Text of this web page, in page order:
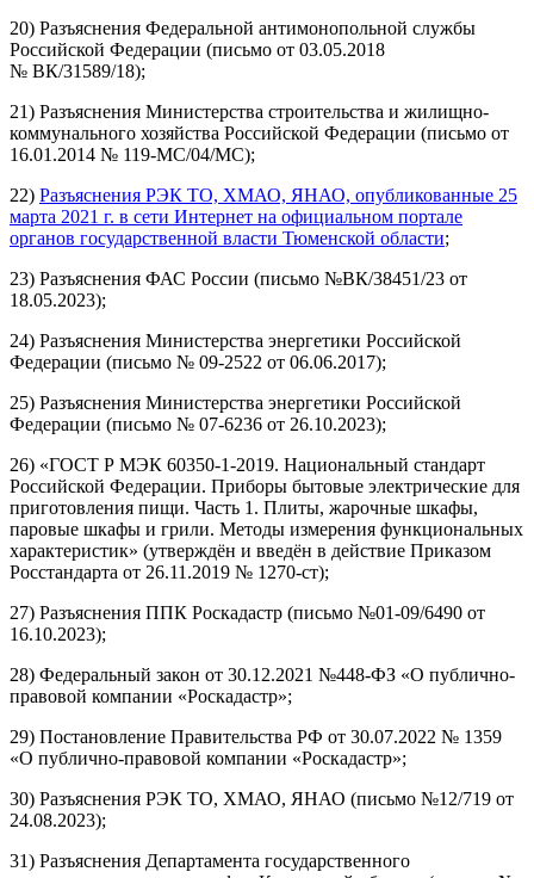
20) Разъяснения Федеральной антимонопольной службы
Российской Федерации (письмо от 03.05.2018
№ ВК/31589/18);
21) Разъяснения Министерства строительства и жилищно-
коммунального хозяйства Российской Федерации (письмо от
16.01.2014 № 119-МС/04/МС);
22) Разъяснения РЭК ТО, ХМАО, ЯНАО, опубликованные 25
марта 2021 г. в сети Интернет на официальном портале
органов государственной власти Тюменской области;
23) Разъяснения ФАС России (письмо №ВК/38451/23 от
18.05.2023);
24) Разъяснения Министерства энергетики Российской
Федерации (письмо № 09-2522 от 06.06.2017);
25) Разъяснения Министерства энергетики Российской
Федерации (письмо № 07-6236 от 26.10.2023);
26) «ГОСТ Р МЭК 60350-1-2019. Национальный стандарт
Российской Федерации. Приборы бытовые электрические для
приготовления пищи. Часть 1. Плиты, жарочные шкафы,
паровые шкафы и грили. Методы измерения функциональных
характеристик» (утверждён и введён в действие Приказом
Росстандарта от 26.11.2019 № 1270-ст);
27) Разъяснения ППК Роскадастр (письмо №01-09/6490 от
16.10.2023);
28) Федеральный закон от 30.12.2021 №448-ФЗ «О публично-
правовой компании «Роскадастр»;
29) Постановление Правительства РФ от 30.07.2022 № 1359
«О публично-правовой компании «Роскадастр»;
30) Разъяснения РЭК ТО, ХМАО, ЯНАО (письмо №12/719 от
24.08.2023);
31) Разъяснения Департамента государственного